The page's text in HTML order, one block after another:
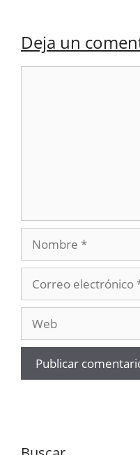
Deja un
Nombre
electrónico